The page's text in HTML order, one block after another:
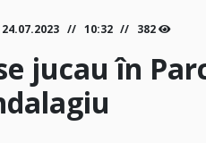
24.07.2023 10:32 382
jucau în